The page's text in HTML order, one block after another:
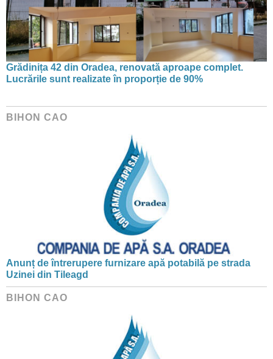
Grădinița 42 din Oradea, renovată aproape complet.
Lucrările sunt realizate în proporție de 90%
BIHON CAO
Anunț de întrerupere furnizare apă potabilă pe strada
Uzinei din Tileagd
BIHON CAO